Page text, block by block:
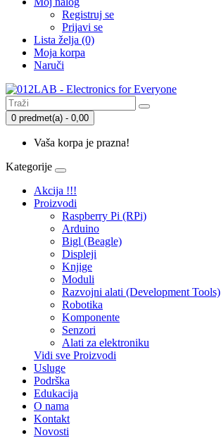
Registruj se
Prijavi se
Lista želja (0)
Moja korpa
Naruči
0 predmet(a) - 0,00
Vaša korpa je prazna!
Kategorije
Akcija !!!
Proizvodi
Raspberry Pi (RPi)
Arduino
Bigl (Beagle)
Displеji
Knjige
Moduli
Razvojni alati (Development Tools)
Robotika
Komponente
Senzori
Alati za elektroniku
Vidi sve Proizvodi
Usluge
Podrška
Edukacija
O nama
Kontakt
Novosti